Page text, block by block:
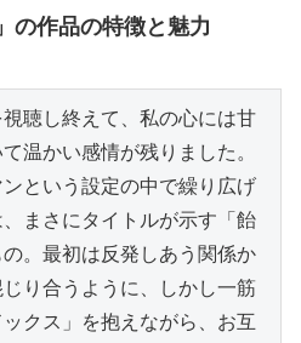
の作品の特徴と魅力
視聴し終えて、私の心には甘
温かい感情が残りました。
という設定の中で繰り広げ
まさにタイトルが示す「飴
。最初は反発しあう関係か
り合うように、しかし一筋
クス」を抱えながら、お互